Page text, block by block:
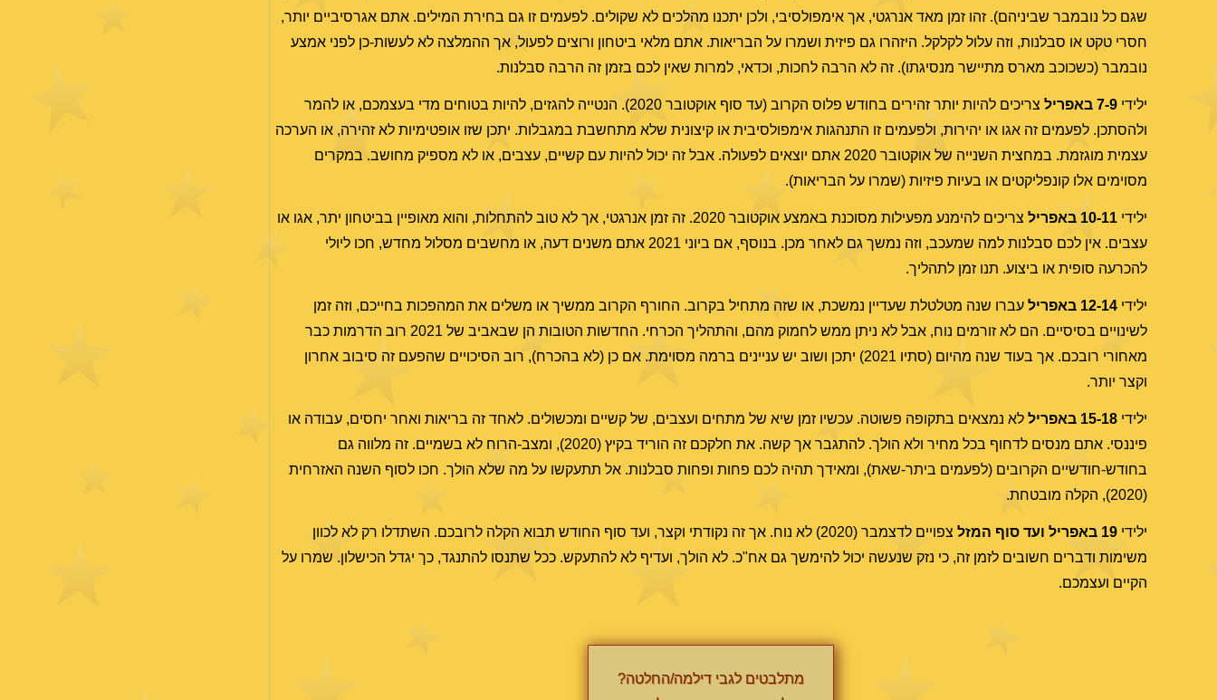
שגם כל נובמבר שביניהם). זהו זמן מאד אנרגטי, אך אימפולסיבי, ולכן יתכנו מהלכים לא שקולים. לפעמים זו גם בחירת המילים. אתם אגרסיביים יותר,
חסרי טקט או סבלנות, וזה עלול לקלקל. היזהרו גם פיזית ושמרו על הבריאות. אתם מלאי ביטחון ורוצים לפעול, אך ההמלצה לא לעשות-כן לפני אמצע
נובמבר (כשכוכב מארס מתיישר מנסיגתו). זה לא הרבה לחכות, וכדאי, למרות שאין לכם בזמן זה הרבה סבלנות.
ילידי 7-9 באפריל
צריכים להיות יותר זהירים בחודש פלוס הקרוב (עד סוף אוקטובר 2020). הנטייה להגזים, להיות בטוחים מדי בעצמכם, או להמר
ולהסתכן. לפעמים זה אגו או יהירות, ולפעמים זו התנהגות אימפולסיבית או קיצונית שלא מתחשבת במגבלות. יתכן שזו אופטימיות לא זהירה, או הערכה
עצמית מוגזמת. במחצית השנייה של אוקטובר 2020 אתם יוצאים לפעולה. אבל זה יכול להיות עם קשיים, עצבים, או לא מספיק מחושב. במקרים
מסוימים אלו קונפליקטים או בעיות פיזיות (שמרו על הבריאות).
ילידי 10-11 באפריל
צריכים להימנע מפעילות מסוכנת באמצע אוקטובר 2020. זה זמן אנרגטי, אך לא טוב להתחלות, והוא מאופיין בביטחון יתר, אגו או
עצבים. אין לכם סבלנות למה שמעכב, וזה נמשך גם לאחר מכן. בנוסף, אם ביוני 2021 אתם משנים דעה, או מחשבים מסלול מחדש, חכו ליולי
להכרעה סופית או ביצוע. תנו זמן לתהליך.
ילידי 12-14 באפריל
עברו שנה מטלטלת שעדיין נמשכת, או שזה מתחיל בקרוב. החורף הקרוב ממשיך או משלים את המהפכות בחייכם, וזה זמן
לשינויים בסיסיים. הם לא זורמים נוח, אבל לא ניתן ממש לחמוק מהם, והתהליך הכרחי. החדשות הטובות הן שבאביב של 2021 רוב הדרמות כבר
מאחורי רובכם. אך בעוד שנה מהיום (סתיו 2021) יתכן ושוב יש עניינים ברמה מסוימת. אם כן (לא בהכרח), רוב הסיכויים שהפעם זה סיבוב אחרון
וקצר יותר.
ילידי 15-18 באפריל
לא נמצאים בתקופה פשוטה. עכשיו זמן שיא של מתחים ועצבים, של קשיים ומכשולים. לאחד זה בריאות ואחר יחסים, עבודה או
פיננסי. אתם מנסים לדחוף בכל מחיר ולא הולך. להתגבר אך קשה. את חלקכם זה הוריד בקיץ (2020), ומצב-הרוח לא בשמיים. זה מלווה גם
בחודש-חודשיים הקרובים (לפעמים ביתר-שאת), ומאידך תהיה לכם פחות ופחות סבלנות. אל תתעקשו על מה שלא הולך. חכו לסוף השנה האזרחית
(2020), הקלה מובטחת.
ילידי 19 באפריל ועד סוף המזל
צפויים לדצמבר (2020) לא נוח. אך זה נקודתי וקצר, ועד סוף החודש תבוא הקלה לרובכם. השתדלו רק לא לכוון
משימות ודברים חשובים לזמן זה, כי נזק שנעשה יכול להימשך גם אח"כ. לא הולך, ועדיף לא להתעקש. ככל שתנסו להתנגד, כך יגדל הכישלון. שמרו על
הקיים ועצמכם.
מתלבטים לגבי דילמה/החלטה?